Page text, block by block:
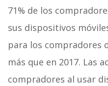
71% de los
sus dispositivos
para los compradores
más que en 2017. Las
compradores al usar